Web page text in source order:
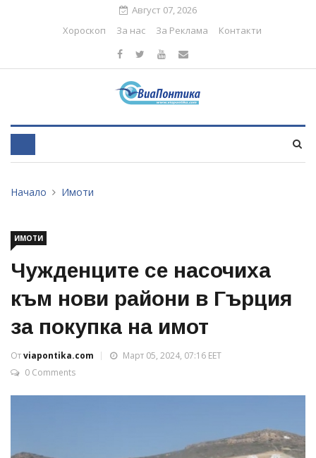
Август 07, 2026
Хороскоп
За нас За Реклама Контакти
Начало Имоти
ИМОТИ
Чужденците се насочиха
към нови райони в Гърция
за покупка на имот
Отviapontika.com
Март 05, 2024, 07:16 EET
0 Comments